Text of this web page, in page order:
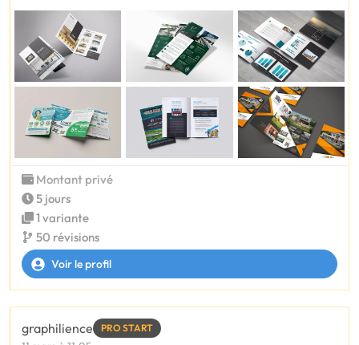
Montant privé
5 jours
1 variante
50 révisions
Voir le profil
graphilience PRO START